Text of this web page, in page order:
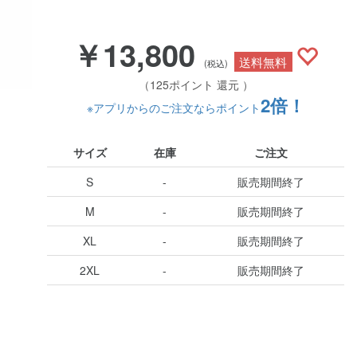
￥13,800 (税込) 送料無料
（125ポイント 還元 ）
※アプリからのご注文ならポイント2倍！
サイズ 在庫
ご注文
S
-
販売期間終了
M
-
販売期間終了
XL
-
販売期間終了
2XL
- 販売期間終了